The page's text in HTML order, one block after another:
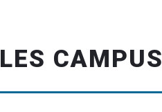
LES CAMPUS